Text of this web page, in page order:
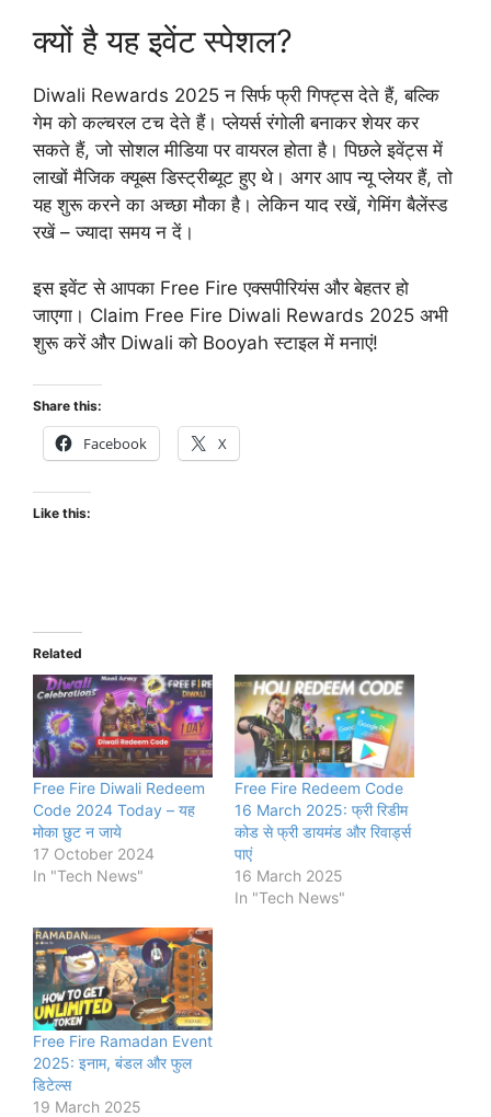
क्यों है यह इवेंट स्पेशल?
Diwali Rewards 2025 न सिर्फ फ्री गिफ्ट्स देते हैं, बल्कि
गेम को कल्चरल टच देते हैं। प्लेयर्स रंगोली बनाकर शेयर कर
सकते हैं, जो सोशल मीडिया पर वायरल होता है। पिछले इवेंट्स में
लाखों मैजिक क्यूब्स डिस्ट्रीब्यूट हुए थे। अगर आप न्यू प्लेयर हैं, तो
यह शुरू करने का अच्छा मौका है। लेकिन याद रखें, गेमिंग बैलेंस्ड
रखें – ज्यादा समय न दें।
इस इवेंट से आपका Free Fire एक्सपीरियंस और बेहतर हो
जाएगा। Claim Free Fire Diwali Rewards 2025 अभी
शुरू करें और Diwali को Booyah स्टाइल में मनाएं!
Share this:
Facebook X
Like this:
Related
Free Fire Diwali Redeem
Code 2024 Today – यह
मोका छुट न जाये
17 October 2024
In "Tech News"
Free Fire Redeem Code
16 March 2025: फ्री रिडीम
कोड से फ्री डायमंड और रिवार्ड्स
पाएं
16 March 2025
In "Tech News"
Free Fire Ramadan Event
2025: इनाम, बंडल और फुल
डिटेल्स
19 March 2025